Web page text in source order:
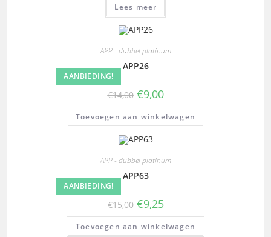
Lees meer
AANBIEDING!
APP - dubbel platinum
APP26
€14,00 €9,00
Toevoegen aan winkelwagen
AANBIEDING!
APP - dubbel platinum
APP63
€15,00 €9,25
Toevoegen aan winkelwagen